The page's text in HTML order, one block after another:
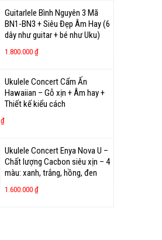
Guitarlele Bình Nguyên 3 Mã
BN1-BN3 + Siêu Đẹp Âm Hay (6
dây như guitar + bé như Uku)
1.800.000 ₫
Ukulele Concert Cẩm Ấn
Hawaiian – Gỗ xịn + Âm hay +
Thiết kế kiểu cách
₫
Ukulele Concert Enya Nova U –
Chất lượng Cacbon siêu xịn – 4
màu: xanh, trắng, hồng, đen
1.600.000 ₫